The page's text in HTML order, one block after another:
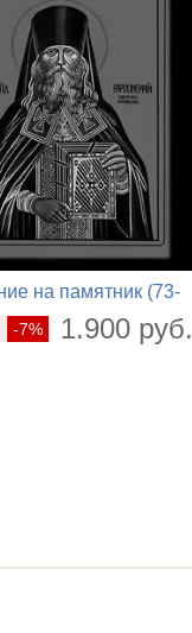
на памятник (73-
-7% 1.900 руб.